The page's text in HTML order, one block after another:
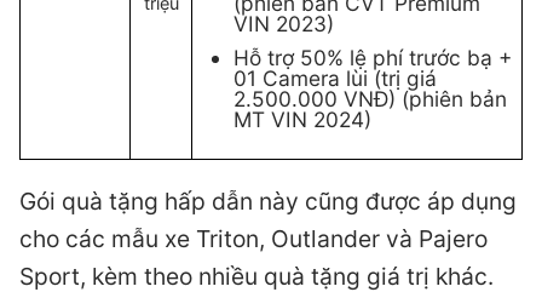
VIN 2023)
Hỗ trợ 50% lệ phí trước bạ +
01 Camera lùi (trị giá
2.500.000 VNĐ) (phiên bản
MT VIN 2024)
Gói quà tặng hấp dẫn này cũng được áp dụng
cho các mẫu xe Triton, Outlander và Pajero
Sport, kèm theo nhiều quà tặng giá trị khác.